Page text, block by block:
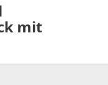
mit